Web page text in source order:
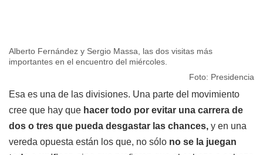
Alberto Fernández y Sergio Massa, las dos visitas más
importantes en el encuentro del miércoles.
Foto: Presidencia
Esa es una de las divisiones. Una parte del movimiento
cree que hay que hacer todo por evitar una carrera de
dos o tres que pueda desgastar las chances, y en una
vereda opuesta están los que, no sólo no se la juegan